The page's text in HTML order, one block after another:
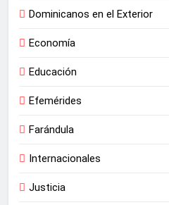
Dominicanos en el Exterior
Economía
Educación
Efemérides
Farándula
Internacionales
Justicia